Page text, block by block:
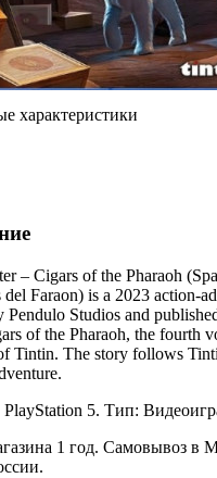
характеристики
– Cigars of the Pharaoh
Faraon) is a 2023 action-
Pendulo Studios and
of the Pharaoh, the fourth
Tintin. The story follows
5. Тип:
1 год. Самовывоз в